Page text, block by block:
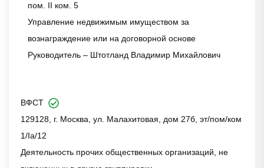
пом. II ком. 5
Управление недвижимым имуществом за
вознаграждение или на договорной основе
Руководитель – Штотланд Владимир Михайлович
ВФСТ
129128, г. Москва, ул. Малахитовая, дом 27б, эт/пом/ком
1/Iа/12
Деятельность прочих общественных организаций, не